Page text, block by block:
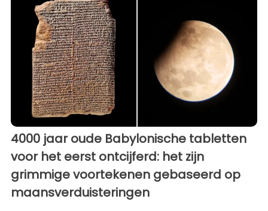
4000 jaar oude Babylonische tabletten
voor het eerst ontcijferd: het zijn
grimmige voortekenen gebaseerd op
maansverduisteringen